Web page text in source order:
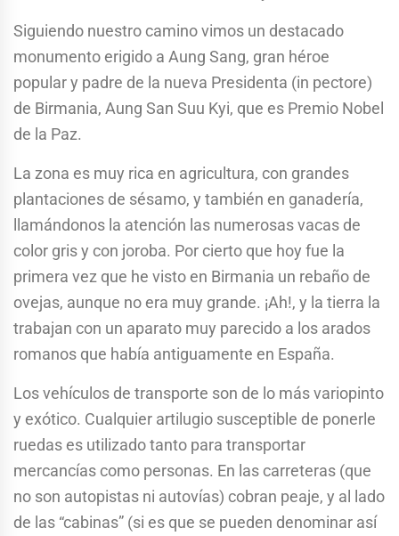
Siguiendo nuestro camino vimos un destacado
monumento erigido a Aung Sang, gran héroe
popular y padre de la nueva Presidenta (in pectore)
de Birmania, Aung San Suu Kyi, que es Premio Nobel
de la Paz.
La zona es muy rica en agricultura, con grandes
plantaciones de sésamo, y también en ganadería,
llamándonos la atención las numerosas vacas de
color gris y con joroba. Por cierto que hoy fue la
primera vez que he visto en Birmania un rebaño de
ovejas, aunque no era muy grande. ¡Ah!, y la tierra la
trabajan con un aparato muy parecido a los arados
romanos que había antiguamente en España.
Los vehículos de transporte son de lo más variopinto
y exótico. Cualquier artilugio susceptible de ponerle
ruedas es utilizado tanto para transportar
mercancías como personas. En las carreteras (que
no son autopistas ni autovías) cobran peaje, y al lado
de las “cabinas” (si es que se pueden denominar así